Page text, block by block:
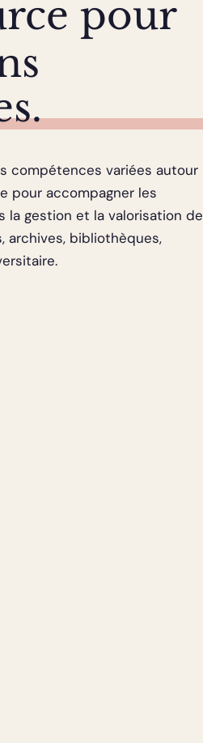
pour
compétences variées autour
pour accompagner les
gestion et la valorisation de
archives, bibliothèques,